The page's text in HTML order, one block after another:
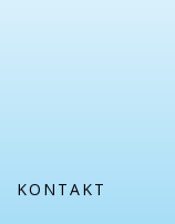
KONTAKT